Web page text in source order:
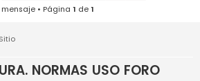
mensaje • Página 1 de1
NORMAS USO FORO